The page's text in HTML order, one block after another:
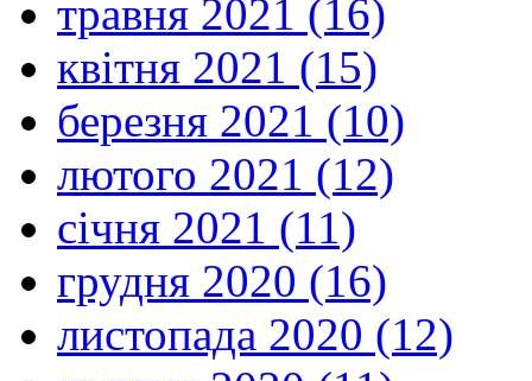
травня 2021 (16)
квітня 2021 (15)
березня 2021 (10)
лютого 2021 (12)
січня 2021 (11)
грудня 2020 (16)
листопада 2020 (12)